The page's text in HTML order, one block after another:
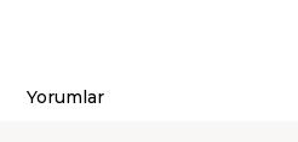
Yorumlar